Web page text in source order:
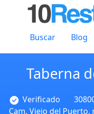
Buscar Blog
Taberna
Verificado
Cam. Viejo del